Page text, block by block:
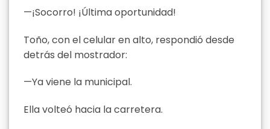
—¡Socorro! ¡Última oportunidad!
Toño, con el celular en alto, respondió desde
detrás del mostrador:
—Ya viene la municipal.
Ella volteó hacia la carretera.